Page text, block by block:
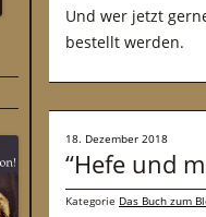
Und wer jetzt
bestellt werden.
18. Dezember 2018
“Hefe und
Kategorie Das Buch zum